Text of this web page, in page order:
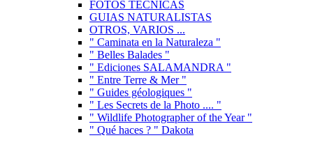
FOTOS TECNICAS
GUIAS NATURALISTAS
OTROS, VARIOS ...
" Caminata en la Naturaleza "
" Belles Balades "
" Ediciones SALAMANDRA "
" Entre Terre & Mer "
" Guides géologiques "
" Les Secrets de la Photo .... "
" Wildlife Photographer of the Year "
" Qué haces ? " Dakota